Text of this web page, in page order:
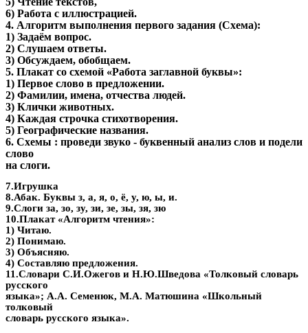
6) Работа с иллюстрацией.
4. Алгоритм выполнения первого задания (Схема):
1) Задаём вопрос.
2) Слушаем ответы.
3) Обсуждаем, обобщаем.
5. Плакат со схемой «Работа заглавной буквы»:
1) Первое слово в предложении.
2) Фамилии, имена, отчества людей.
3) Клички животных.
4) Каждая строчка стихотворения.
5) Географические названия.
6. Схемы : проведи звуко - буквенный анализ слов и подели
слово
на слоги.
7.Игрушка
8.Абак. Буквы з, а, я, о, ё, у, ю, ы, и.
9.Слоги за, зо, зу, зи, зе, зы, зя, зю
10.Плакат «Алгоритм чтения»:
1) Читаю.
2) Понимаю.
3) Объясняю.
4) Составляю предложения.
11.Словари С.И.Ожегов и Н.Ю.Шведова «Толковый словарь
русского
языка»; А.А. Семенюк, М.А. Матюшина «Школьный
толковый
словарь русского языка».